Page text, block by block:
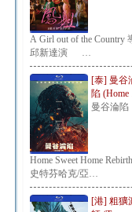
A Girl out of the
邱新達演 …
[泰] 曼谷
陷
曼谷淪陷
Home Sweet Home
史特芬哈克/亞…
[港] 粗獷